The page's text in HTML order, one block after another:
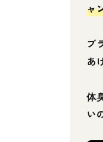
ャ
ブ
あ
体
い